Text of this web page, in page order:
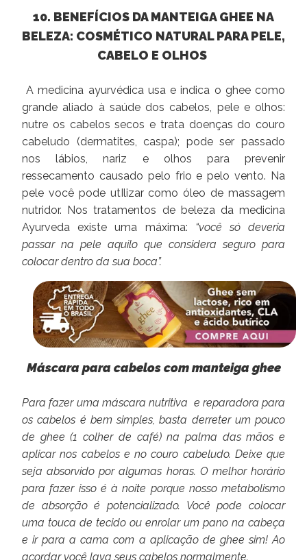
10. BENEFÍCIOS DA MANTEIGA GHEE NA
BELEZA: COSMÉTICO NATURAL PARA PELE,
CABELO E OLHOS
A medicina ayurvédica usa e indica o ghee como
grande aliado à saúde dos cabelos, pele e olhos:
nutre os cabelos secos e trata doenças do couro
cabeludo (dermatites, caspa); pode ser passado
nos lábios, nariz e olhos para prevenir
ressecamento causado pelo frio e pelo vento. Na
pele você pode utIlizar como óleo de massagem
nutridor. Nos tratamentos de beleza da medicina
Ayurveda existe uma máxima:
“você só deveria
passar na pele aquilo que considera seguro para
colocar dentro da sua boca”.
Máscara para cabelos com manteiga ghee
Para fazer uma máscara nutritiva e reparadora para
os cabelos é bem simples, basta derreter um pouco
de ghee (1 colher de café) na palma das mãos e
aplicar nos cabelos e no couro cabeludo. Deixe que
seja absorvido por algumas horas. O melhor horário
para fazer isso é à noite porque nosso metabolismo
de absorção é potencializado. Você pode colocar
uma touca de tecido ou enrolar um pano na cabeça
e ir para a cama com a aplicação de ghee sim! Ao
acordar você lava seus cabelos normalmente.